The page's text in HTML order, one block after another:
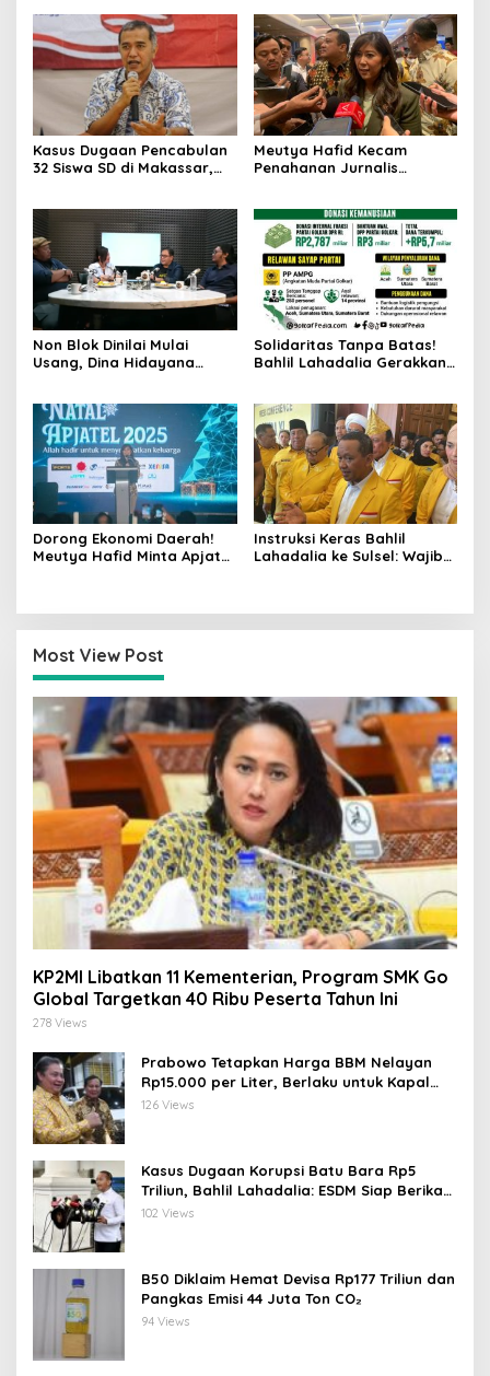
Kasus Dugaan Pencabulan
32 Siswa SD di Makassar,
Pendampingan Korban
Meutya Hafid Kecam
Penahanan Jurnalis
Gaza
Non Blok Dinilai Mulai
Usang, Dina Hidayana
Solidaritas Tanpa Batas!
Bahlil Lahadalia Gerakkan
Dorong Ekonomi Daerah!
Meutya Hafid Minta Apjatel
Instruksi Keras Bahlil
Lahadalia ke Sulsel: Wajib
Most View Post
KP2MI Libatkan 11 Kementerian, Program SMK Go
Global Targetkan 40 Ribu Peserta Tahun Ini
278 Views
Prabowo Tetapkan Harga BBM Nelayan
Rp15.000 per Liter, Berlaku untuk Kapal
30-200 GT
126 Views
Kasus Dugaan Korupsi Batu Bara Rp5
Triliun, Bahlil Lahadalia: ESDM Siap Berikan
Data
102 Views
B50 Diklaim Hemat Devisa Rp177 Triliun dan
Pangkas Emisi 44 Juta Ton CO₂
94 Views